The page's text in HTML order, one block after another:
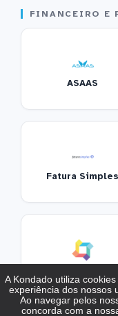
FINANCEIRO E
ASAAS
Fatura Simples